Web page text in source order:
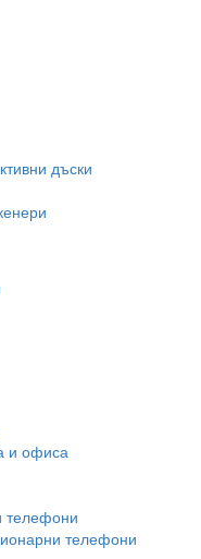
дъски
и офиса
телефони
телефони